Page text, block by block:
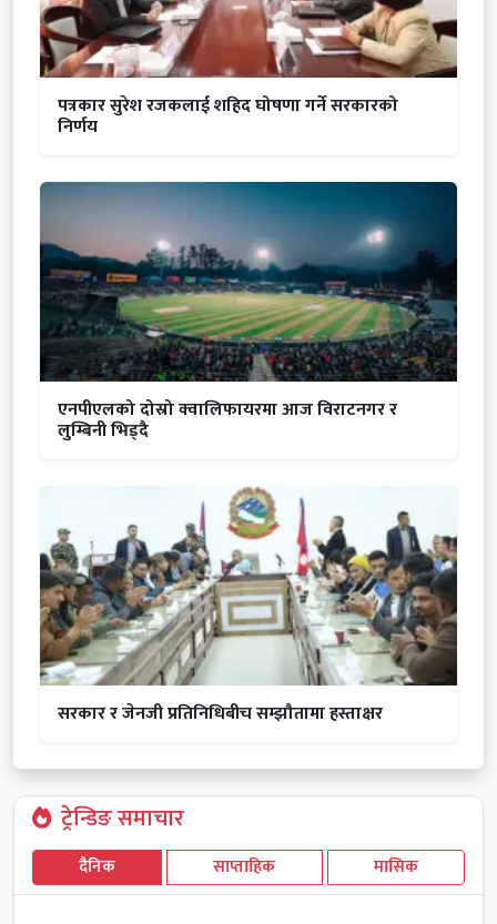
पत्रकार सुरेश रजकलाई शहिद घोषणा गर्ने सरकारको
निर्णय
एनपीएलको दोस्रो क्वालिफायरमा आज विराटनगर र
लुम्बिनी भिड्दै
सरकार र जेनजी प्रतिनिधिबीच सम्झौतामा हस्ताक्षर
ट्रेन्डिङ समाचार
दैनिक साप्ताहिक मासिक